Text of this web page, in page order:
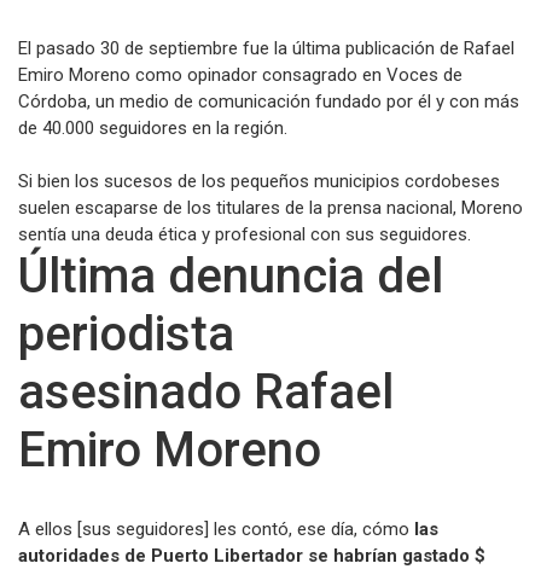
El pasado 30 de septiembre fue la última publicación de Rafael
Emiro Moreno como opinador consagrado en Voces de
Córdoba, un medio de comunicación fundado por él y con más
de 40.000 seguidores en la región.
Si bien los sucesos de los pequeños municipios cordobeses
suelen escaparse de los titulares de la prensa nacional, Moreno
sentía una deuda ética y profesional con sus seguidores.
Última denuncia del
periodista
asesinado Rafael
Emiro Moreno
A ellos [sus seguidores] les contó, ese día, cómo las
autoridades de Puerto Libertador se habrían gastado $